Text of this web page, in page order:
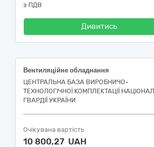
з ПДВ
Дивитись
Вентиляційне обладнання
ЦЕНТРАЛЬНА БАЗА ВИРОБНИЧО-
ТЕХНОЛОГІЧНОЇ КОМПЛЕКТАЦІЇ
ГВАРДІЇ УКРАЇНИ
Очікувана вартість
10 800,27 UAH